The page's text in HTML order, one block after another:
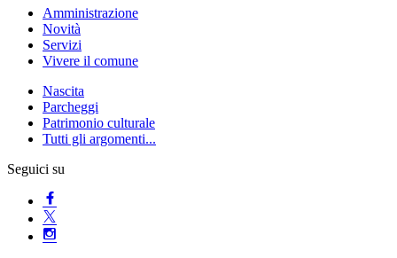
Amministrazione
Novità
Servizi
Vivere il comune
Nascita
Parcheggi
Patrimonio culturale
Tutti gli argomenti...
Seguici su